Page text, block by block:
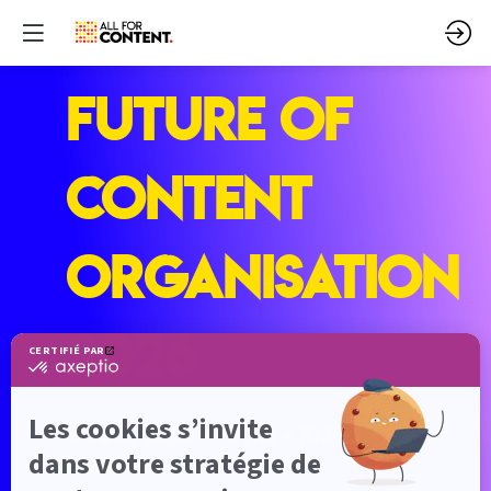
Future of
Content
Organisation
2026
2 juil. 2026—09:15
10:15
Seine 10